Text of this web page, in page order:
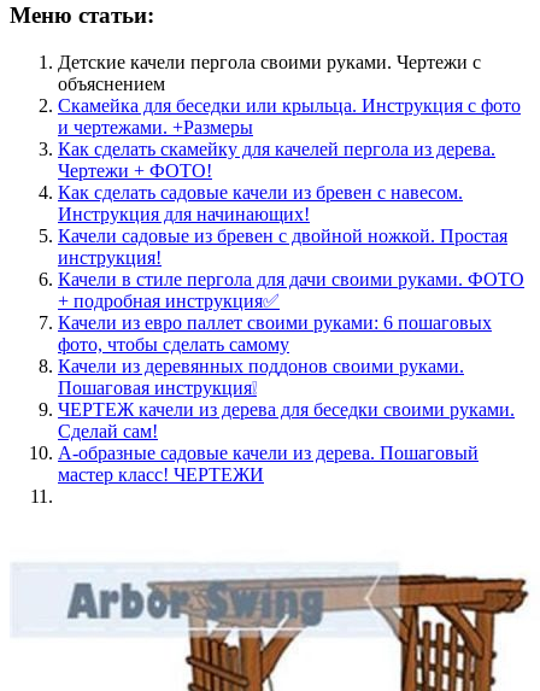
Меню статьи:
Детские качели пергола своими руками. Чертежи с
объяснением
Скамейка для беседки или крыльца. Инструкция с фото
и чертежами. +Размеры
Как сделать скамейку для качелей пергола из дерева.
Чертежи + ФОТО!
Как сделать садовые качели из бревен с навесом.
Инструкция для начинающих!
Качели садовые из бревен с двойной ножкой. Простая
инструкция!
Качели в стиле пергола для дачи своими руками. ФОТО
+ подробная инструкция✅
Качели из евро паллет своими руками: 6 пошаговых
фото, чтобы сделать самому
Качели из деревянных поддонов своими руками.
Пошаговая инструкция❕
ЧЕРТЕЖ качели из дерева для беседки своими руками.
Сделай сам!
А-образные садовые качели из дерева. Пошаговый
мастер класс! ЧЕРТЕЖИ